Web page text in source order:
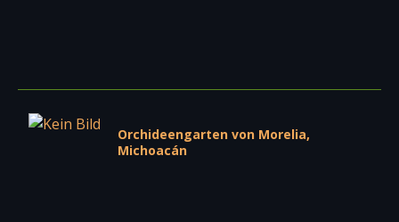
Orchideengarten von Morelia,
Michoacán